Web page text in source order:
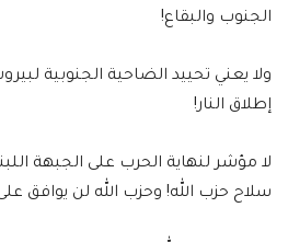
الجنوب والبقاع!
ولا يعني تحييد الضاحية الجنوبية
إطلاق النار!
لا مؤشر لنهاية الحرب على الجبهة
سلاح حزب الله! وحزب الله لن يوافق